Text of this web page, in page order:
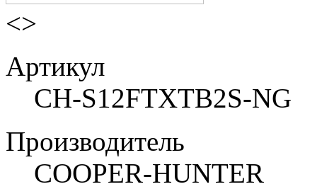
<>
Артикул
CH-S12FTXTB2S-NG
Производитель
COOPER-HUNTER